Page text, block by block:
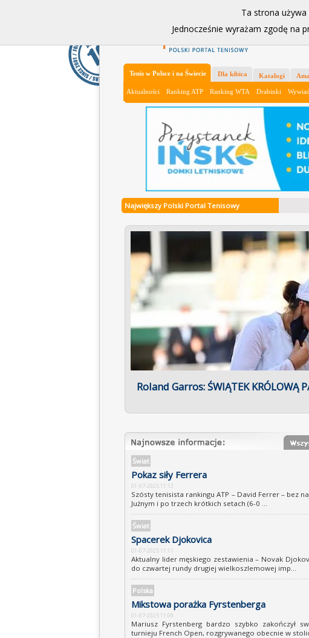
Ładowanie
Tenis w Polsce i na Świecie
Aktualności Ranking ATP Ranking WTA Drabinki
Dla kibica Katalogi
Największy Polski Portal Tenisowy
Iga Świątek w finale ROLAND
Świat
Pokaz siły Ferrera
01-07-2025 11:12
Szósty tenisista rankingu ATP – David Ferrer – bez
Jużnym i po trzech krótkich setach (6-0 ...
Świat
Spacerek Djokovica
01-07-2025 11:11
Aktualny lider męskiego zestawienia – Novak
do czwartej rundy drugiej wielkoszlemowej imp...
Polska
Mikstowa porażka Fyrstenberga
01-07-2025 11:09
Mariusz Fyrstenberg bardzo szybko zakończył
turnieju French Open, rozgrywanego obecnie w
Ta strona używa
Jednocześnie wyrażam zgodę na